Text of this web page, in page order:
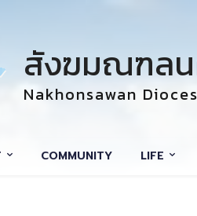
สังฆมณฑลน
Nakhonsawan
COMMUNITY LIFE